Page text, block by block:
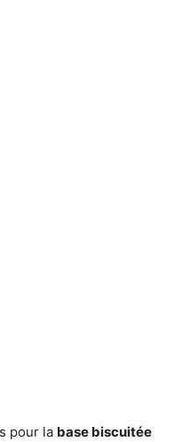
pour la base biscuitée